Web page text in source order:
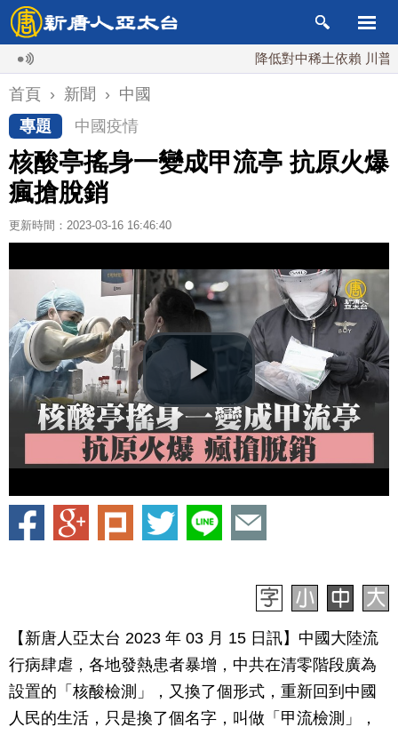
降低對中稀土依賴 川普宣布礦
首頁 › 新聞 › 中國
專題
中國疫情
核酸亭搖身一變成甲流亭 抗原火爆
瘋搶脫銷
更新時間：2023-03-16 16:46:40
【新唐人亞太台 2023 年 03 月 15 日訊】中國大陸流
行病肆虐，各地發熱患者暴增，中共在清零階段廣為
設置的「核酸檢測」，又換了個形式，重新回到中國
人民的生活，只是換了個名字，叫做「甲流檢測」，